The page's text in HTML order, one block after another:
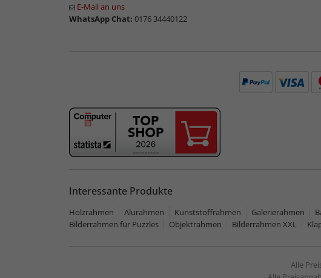
E-Mail an uns
WhatsApp Chat: 0176 34440122
Interessante Produkte
Holzrahmen Alurahmen Kunststoffrahmen Galerierahmen
Bilderrahmen für Puzzles
Objektrahmen Bilderrahmen XXL
Alle